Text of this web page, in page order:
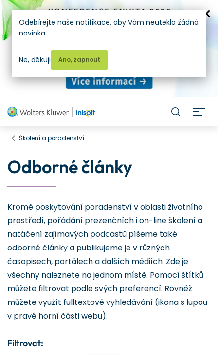
Školení a poradenství
Odborné články
Kromě poskytování poradenství v oblasti životního
prostředí, pořádání prezenčních i on-line školení a
natáčení zajímavých podcastů píšeme také
odborné články a publikujeme je v různých
časopisech, portálech a dalších médiích. Zde je
všechny naleznete na jednom místě. Pomocí štítků
můžete filtrovat podle svých preferencí. Rovněž
můžete využít fulltextové vyhledávání (ikona s lupou
v pravé horní části webu).
Filtrovat:
Odebírejte naše notifikace, aby Vám neutekla žádná
novinka.
Ano, zapnout
Ne, děkuji